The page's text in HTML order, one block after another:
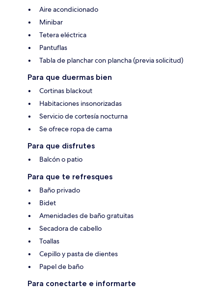
Aire acondicionado
Minibar
Tetera eléctrica
Pantuflas
Tabla de planchar con plancha (previa solicitud)
Para que duermas bien
Cortinas blackout
Habitaciones insonorizadas
Servicio de cortesía nocturna
Se ofrece ropa de cama
Para que disfrutes
Balcón o patio
Para que te refresques
Baño privado
Bidet
Amenidades de baño gratuitas
Secadora de cabello
Toallas
Cepillo y pasta de dientes
Papel de baño
Para conectarte e informarte